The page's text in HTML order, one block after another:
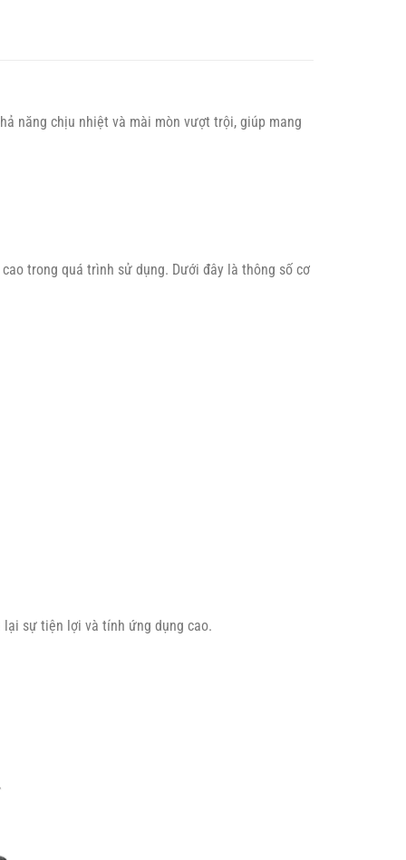
năng chịu nhiệt và mài mòn vượt trội, giúp mang
trong quá trình sử dụng. Dưới đây là thông số cơ
lại sự tiện lợi và tính ứng dụng cao.